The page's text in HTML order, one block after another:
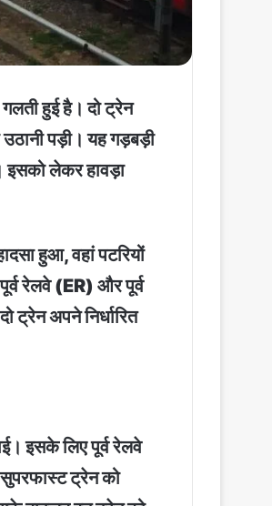
हुई है। दो ट्रेन
पड़ी। यह गड़बड़ी
इसको लेकर हावड़ा
हुआ, वहां पटरियों
रेलवे (ER) और पूर्व
ट्रेन अपने निर्धारित
इसके लिए पूर्व रेलवे
ट्रेन को